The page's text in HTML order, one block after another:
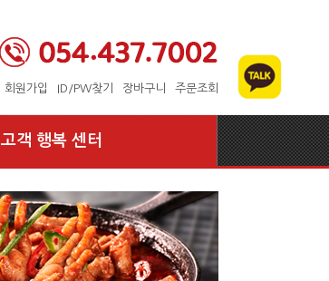
회원가입 ID/PW찾기 장바구니 주문조회
고객 행복 센터